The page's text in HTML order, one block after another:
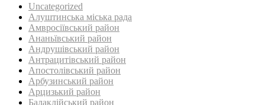
Uncategorized
Алуштинська міська рада
Амвросіївський район
Ананьївський район‎
Андрушівський район‎
Антрацитівський район‎
Апостолівський район
Арбузинський район‎
Арцизький район‎
Балаклійський район